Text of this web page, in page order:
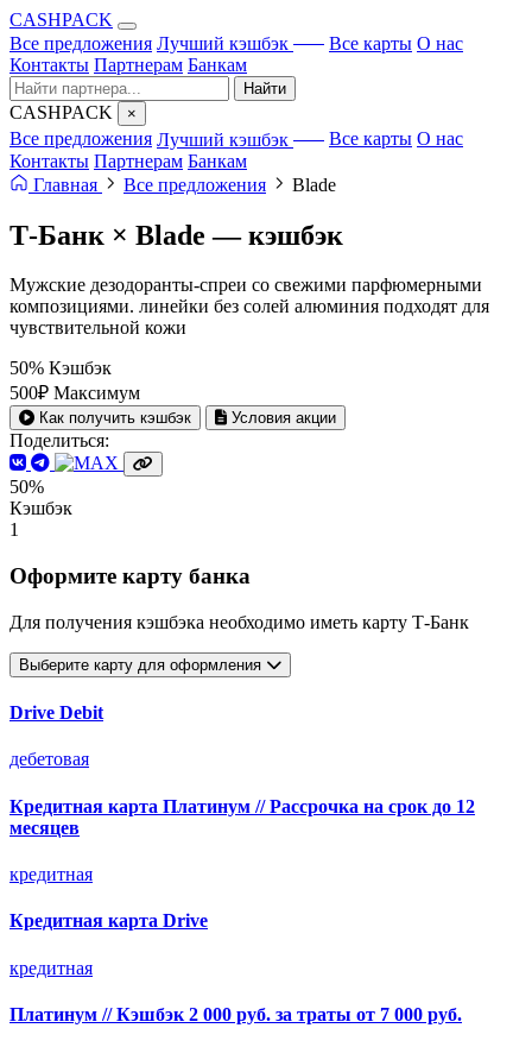
CASHPACK
Все предложения Лучший кэшбэк Все карты О нас
Контакты Партнерам Банкам
Найти
CASHPACK ×
Все предложения Лучший кэшбэк Все карты О нас
Контакты Партнерам Банкам
Главная
Все предложения Blade
Т-Банк × Blade —кэшбэк
Мужские дезодоранты-спреи со свежими парфюмерными
композициями. линейки без солей алюминия подходят для
чувствительной кожи
50% Кэшбэк
500₽ Максимум
Как получить кэшбэк Условия акции
Поделиться:
50%
Кэшбэк
1
Оформите карту банка
Для получения кэшбэка необходимо иметь карту Т-Банк
Выберите карту для оформления
Drive Debit
дебетовая
Кредитная карта Платинум // Рассрочка на срок до 12
месяцев
кредитная
Кредитная карта Drive
кредитная
Платинум // Кэшбэк 2 000 руб. за траты от 7 000 руб.